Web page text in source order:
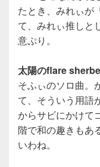
たとき、みれぃが
て、みれぃ推しと
意ぷり。
太陽のflare
そふぃのソロ曲。
て、そういう用語
からサビにかけて
階で和の趣きもあ
いわね。